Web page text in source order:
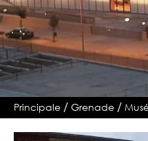
Principale /Grenade /